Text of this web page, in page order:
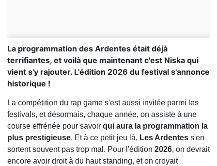
La programmation des Ardentes était déjà
terrifiantes, et voilà que maintenant c'est Niska qui
vient s'y rajouter. L'édition 2026 du festival s'annonce
historique !
La compétition du rap game s'est aussi invitée parmi les
festivals, et désormais, chaque année, on assiste à une
course effrénée pour savoir qui aura la programmation la
plus prestigieuse. Et à ce petit jeu là, Les Ardentes s'en
sortent souvent pas trop mal. Pour l'édition 2026, on devrait
encore avoir droit à du haut standing, et on croyait